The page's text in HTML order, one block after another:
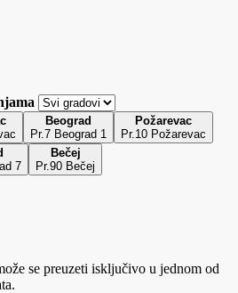
Beograd
Pr.7 Beograd 1
Požarevac
Pr.10 Požarevac
7
Bečej
Pr.90 Bečej
se preuzeti isključivo u jednom od